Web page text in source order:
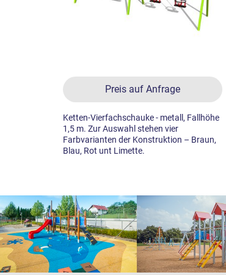
Preis auf Anfrage
Ketten-Vierfachschauke - metall, Fallhöhe
1,5 m. Zur Auswahl stehen vier
Farbvarianten der Konstruktion – Braun,
Blau, Rot unt Limette.